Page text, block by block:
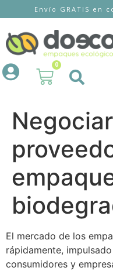
Envío GRATIS en
0
El mercado de los
rápidamente,
consumidores y